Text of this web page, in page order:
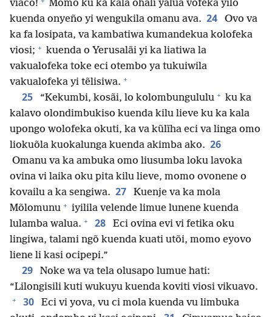
viaco!
Momo ku ka kala ohali yalua vofeka yilo
kuenda onyeño yi wengukila omanu ava. 24
Ovo va
ka fa losipata, va kambatiwa kumandekua kolofeka
viosi; + kuenda o Yerusalãi yi ka liatiwa la
vakualofeka toke eci otembo ya tukuiwila
vakualofeka yi tẽlisiwa. +
25 “Kekumbi, kosãi, lo kolombungululu + ku ka
kalavo olondimbukiso kuenda kilu lieve ku ka kala
upongo wolofeka okuti, ka va kũlĩha eci va linga omo
liokuõla kuokalunga kuenda akimba ako. 26
Omanu va ka ambuka omo liusumba loku lavoka
ovina vi laika oku pita kilu lieve, momo ovonene o
kovailu a ka sengiwa. 27
Kuenje va ka mola
Mõlomunu + iyilila velende limue lunene kuenda
lulamba walua. + 28
Eci ovina evi vi fetika oku
lingiwa, talami ngõ kuenda kuati utõi, momo eyovo
liene li kasi ocipepi.”
29
Noke wa va tela olusapo lumue hati:
“Lilongisili kuti wukuyu kuenda koviti viosi vikuavo.
+ 30
Eci vi yova, vu ci mola kuenda vu limbuka